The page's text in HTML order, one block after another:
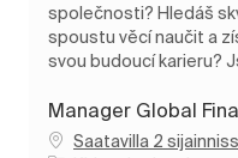
společnosti? Hledáš
spoustu věcí naučit a
svou budoucí karieru?
Manager Global
Saatavilla 2